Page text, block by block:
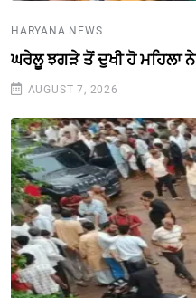
HARYANA NEWS
ਘਰੇਲੂ ਝਗੜੇ ਤੋਂ ਦੁਖੀ ਹੋ ਮਹਿਲਾ
AUGUST 7, 2026